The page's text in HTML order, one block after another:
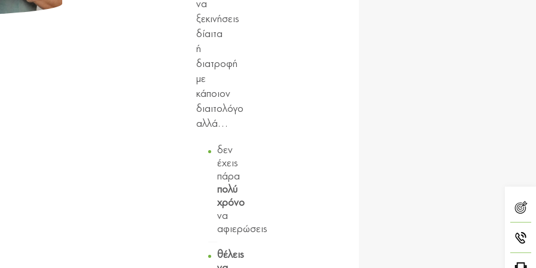
να
ξεκινήσεις
δίαιτα
ή
διατροφή
με
κάποιον
διαιτολόγο
αλλά…
δεν
έχεις
πάρα
πολύ
χρόνο
να
αφιερώσεις
θέλεις